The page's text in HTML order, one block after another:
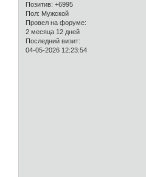
Позитив: +6995
Пол: Мужской
Провел на форуме:
2 месяца 12 дней
Последний визит:
04-05-2026 12:23:54